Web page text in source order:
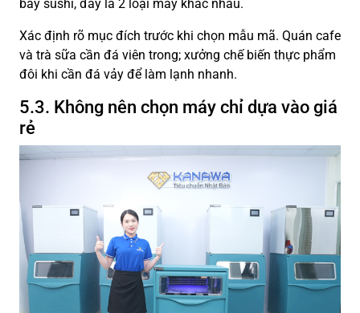
bày sushi, đây là 2 loại máy khác nhau.
Xác định rõ mục đích trước khi chọn mẫu mã. Quán cafe
và trà sữa cần đá viên trong; xưởng chế biến thực phẩm
đôi khi cần đá vảy để làm lạnh nhanh.
5.3. Không nên chọn máy chỉ dựa vào giá
rẻ